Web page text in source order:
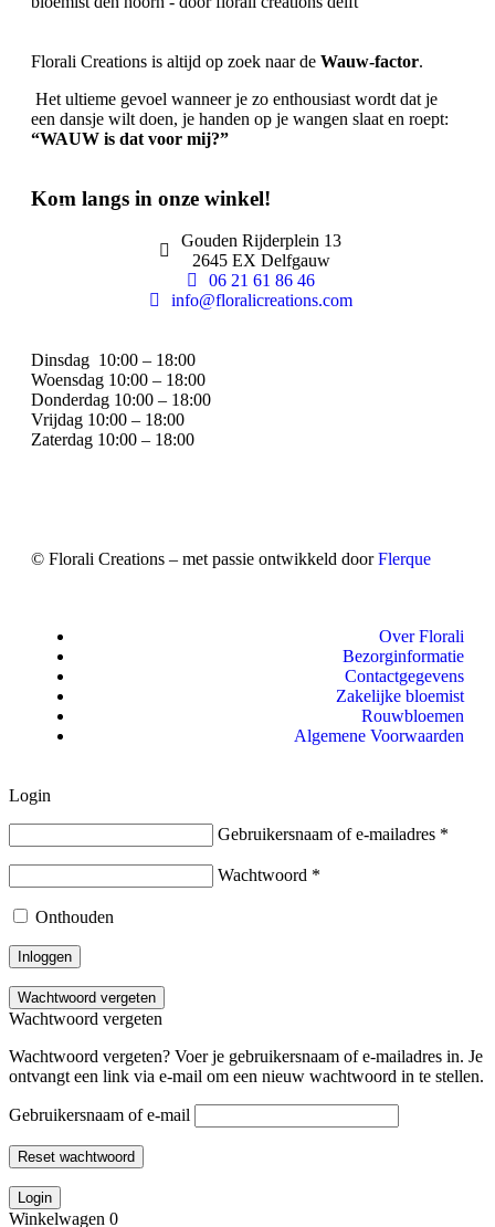
Florali Creations is altijd op zoek naar de Wauw-factor.
Het ultieme gevoel wanneer je zo enthousiast wordt dat je
een dansje wilt doen, je handen op je wangen slaat en roept:
“WAUW is dat voor mij?”
Kom langs in onze winkel!
Gouden Rijderplein 13
2645 EX Delfgauw
06 21 61 86 46
info@floralicreations.com
Dinsdag 10:00 – 18:00
Woensdag 10:00 – 18:00
Donderdag 10:00 – 18:00
Vrijdag 10:00 – 18:00
Zaterdag 10:00 – 18:00
© Florali Creations – met passie ontwikkeld doorFlerque
Over Florali
Bezorginformatie
Contactgegevens
Zakelijke bloemist
Rouwbloemen
Algemene Voorwaarden
Login
Gebruikersnaam of e-mailadres *
Wachtwoord *
Onthouden
Inloggen
Wachtwoord vergeten
Wachtwoord vergeten
Wachtwoord vergeten? Voer je gebruikersnaam of e-mailadres in. Je
ontvangt een link via e-mail om een nieuw wachtwoord in te stellen.
Gebruikersnaam of e-mail
Reset wachtwoord
Login
Winkelwagen 0